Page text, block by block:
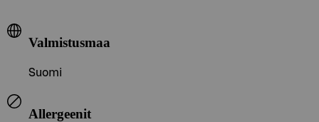
Valmistusmaa
Suomi
Allergeenit